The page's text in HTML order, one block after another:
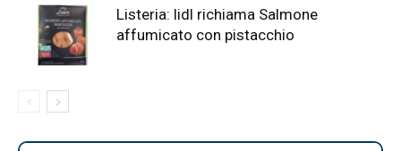
Listeria: lidl richiama Salmone
affumicato con pistacchio